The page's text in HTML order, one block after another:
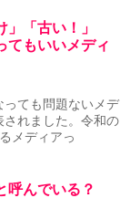
」「古い！」
てもいいメディ
ても問題ないメデ
されました。令和の
メディアっ
呼んでいる？